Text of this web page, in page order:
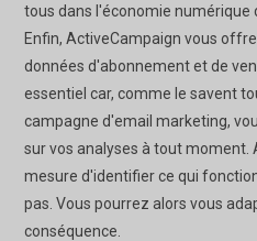
tous dans l'économie numérique
Enfin, ActiveCampaign vous
données d'abonnement et de
essentiel car, comme le savent
campagne d'email marketing,
sur vos analyses à tout moment.
mesure d'identifier ce qui
pas. Vous pourrez alors vous
conséquence.